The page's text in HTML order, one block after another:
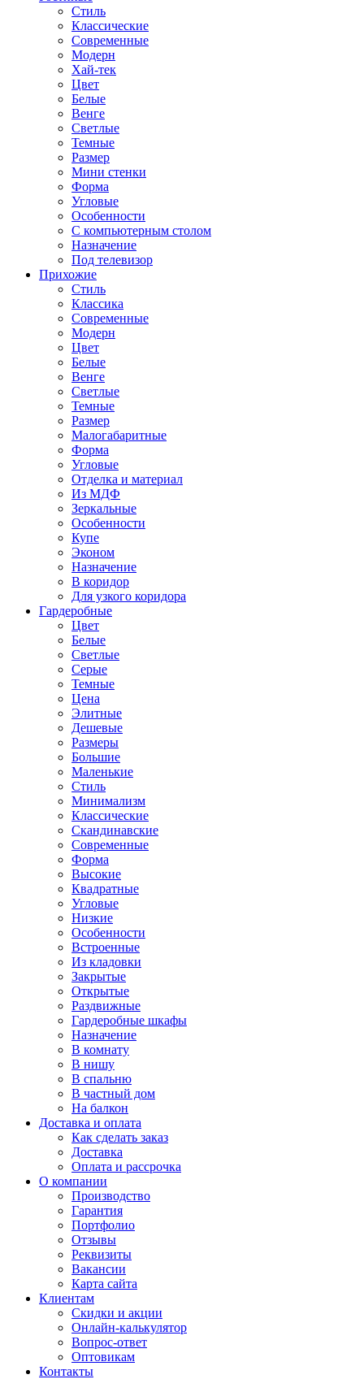
Стиль
Классические
Современные
Модерн
Хай-тек
Цвет
Белые
Венге
Светлые
Темные
Размер
Мини стенки
Форма
Угловые
Особенности
С компьютерным столом
Назначение
Под телевизор
Прихожие
Стиль
Классика
Современные
Модерн
Цвет
Белые
Венге
Светлые
Темные
Размер
Малогабаритные
Форма
Угловые
Отделка и материал
Из МДФ
Зеркальные
Особенности
Купе
Эконом
Назначение
В коридор
Для узкого коридора
Гардеробные
Цвет
Белые
Светлые
Серые
Темные
Цена
Элитные
Дешевые
Размеры
Большие
Маленькие
Стиль
Минимализм
Классические
Скандинавские
Современные
Форма
Высокие
Квадратные
Угловые
Низкие
Особенности
Встроенные
Из кладовки
Закрытые
Открытые
Раздвижные
Гардеробные шкафы
Назначение
В комнату
В нишу
В спальню
В частный дом
На балкон
Доставка и оплата
Как сделать заказ
Доставка
Оплата и рассрочка
О компании
Производство
Гарантия
Портфолио
Отзывы
Реквизиты
Вакансии
Карта сайта
Клиентам
Скидки и акции
Онлайн-калькулятор
Вопрос-ответ
Оптовикам
Контакты